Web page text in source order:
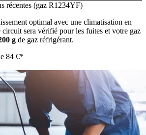
récentes (gaz R1234YF)
optimal avec une climatisation en
circuit sera vérifié pour les fuites et votre gaz
g de gaz réfrigérant.
84 €*